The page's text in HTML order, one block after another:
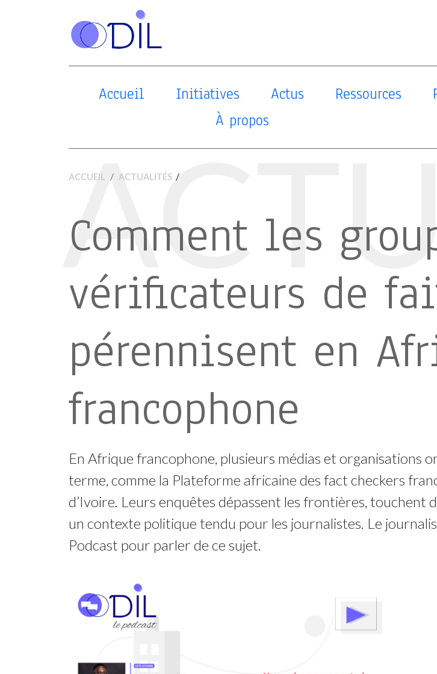
Accueil Initiatives Actus Ressources
À propos
ACCUEIL ACTUALITÉS /
Comment les
vérificateurs de
pérennisent en
francophone
En Afrique francophone, plusieurs médias et organisations
terme, comme la Plateforme africaine des fact checkers
d’Ivoire. Leurs enquêtes dépassent les frontières, touchent
un contexte politique tendu pour les journalistes. Le
Podcast pour parler de ce sujet.